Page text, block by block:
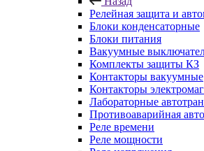
Релейная защита и
Блоки конденсаторные
Блоки питания
Вакуумные
Комплекты защиты КЗ
Контакторы вакуумные
Контакторы
Лабораторные
Противоаварийная
Реле времени
Реле мощности